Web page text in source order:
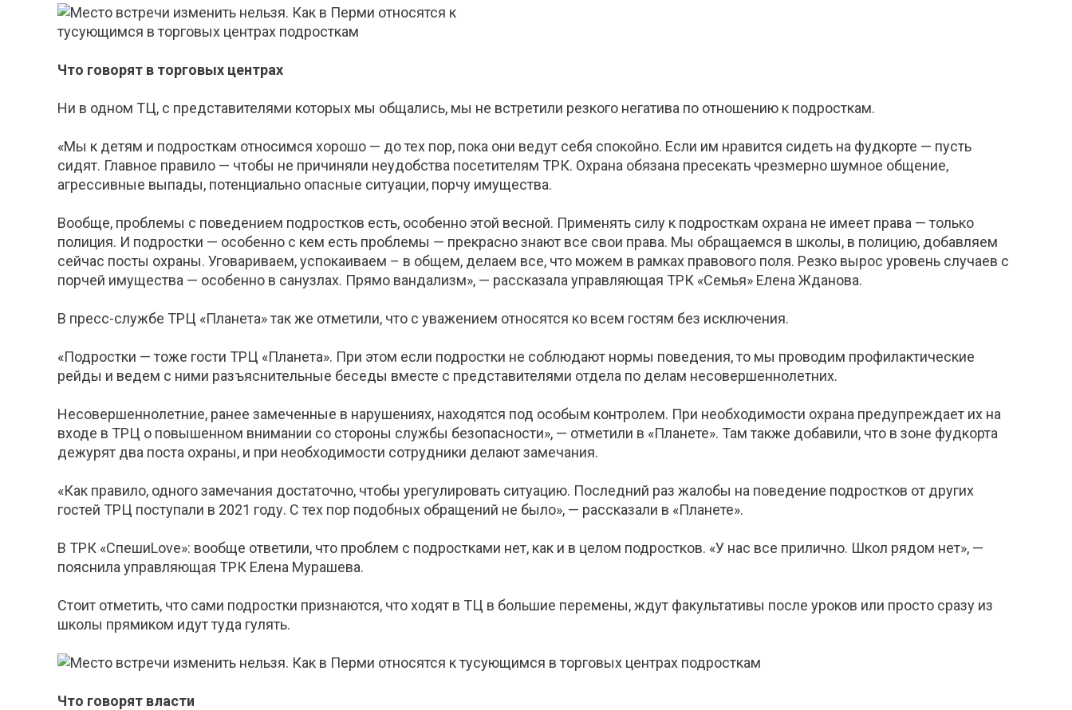
Что говорят в торговых центрах
Ни в одном ТЦ, с представителями которых мы общались, мы не встретили резкого негатива по отношению к подросткам.
«Мы к детям и подросткам относимся хорошо — до тех пор, пока они ведут себя спокойно. Если им нравится сидеть на фудкорте — пусть
сидят. Главное правило — чтобы не причиняли неудобства посетителям ТРК. Охрана обязана пресекать чрезмерно шумное общение,
агрессивные выпады, потенциально опасные ситуации, порчу имущества.
Вообще, проблемы с поведением подростков есть, особенно этой весной. Применять силу к подросткам охрана не имеет права — только
полиция. И подростки — особенно с кем есть проблемы — прекрасно знают все свои права. Мы обращаемся в школы, в полицию, добавляем
сейчас посты охраны. Уговариваем, успокаиваем – в общем, делаем все, что можем в рамках правового поля. Резко вырос уровень случаев с
порчей имущества — особенно в санузлах. Прямо вандализм», — рассказала управляющая ТРК «Семья» Елена Жданова.
В пресс-службе ТРЦ «Планета» так же отметили, что с уважением относятся ко всем гостям без исключения.
«Подростки — тоже гости ТРЦ «Планета». При этом если подростки не соблюдают нормы поведения, то мы проводим профилактические
рейды и ведем с ними разъяснительные беседы вместе с представителями отдела по делам несовершеннолетних.
Несовершеннолетние, ранее замеченные в нарушениях, находятся под особым контролем. При необходимости охрана предупреждает их на
входе в ТРЦ о повышенном внимании со стороны службы безопасности», — отметили в «Планете». Там также добавили, что в зоне фудкорта
дежурят два поста охраны, и при необходимости сотрудники делают замечания.
«Как правило, одного замечания достаточно, чтобы урегулировать ситуацию. Последний раз жалобы на поведение подростков от других
гостей ТРЦ поступали в 2021 году. С тех пор подобных обращений не было», — рассказали в «Планете».
В ТРК «СпешиLove»: вообще ответили, что проблем с подростками нет, как и в целом подростков. «У нас все прилично. Школ рядом нет», —
пояснила управляющая ТРК Елена Мурашева.
Стоит отметить, что сами подростки признаются, что ходят в ТЦ в большие перемены, ждут факультативы после уроков или просто сразу из
школы прямиком идут туда гулять.
Что говорят власти